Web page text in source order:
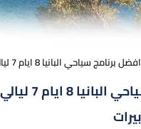
افضل برنامج سياحي البانيا 8 ايام 7 ليالي - 8
برنامج سياحي